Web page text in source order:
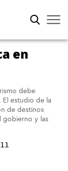
en
debe
El estudio de la
de destinos
gobierno y las